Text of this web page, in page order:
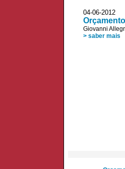
04-06-
Giovanni
> saber mais